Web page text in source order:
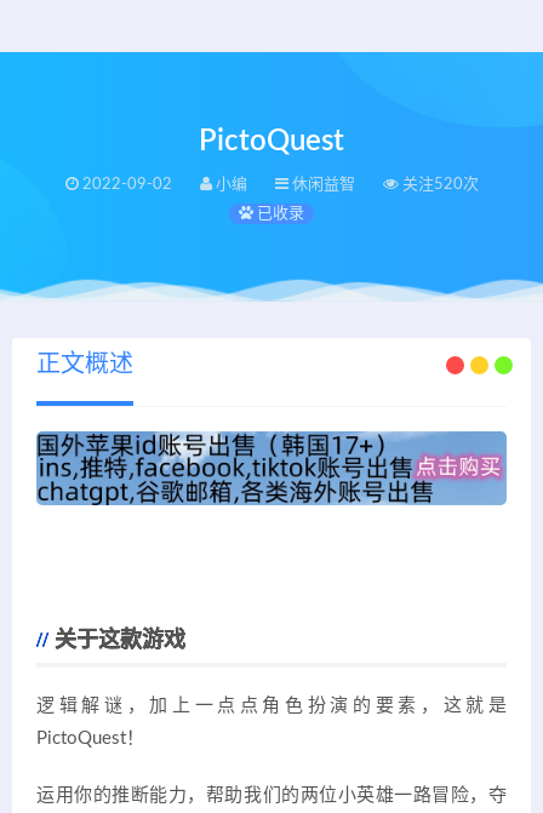
PictoQuest
2022-09-02 小编 休闲益智
关注520次
已收录
正文概述
关于这款游戏
逻辑解谜，加上一点点角色扮演的要素，这就是
PictoQuest！
运用你的推断能力，帮助我们的两位小英雄一路冒险，夺